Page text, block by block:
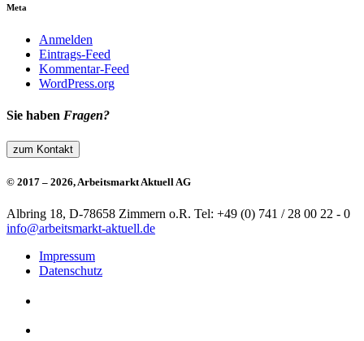
Meta
Anmelden
Eintrags-Feed
Kommentar-Feed
WordPress.org
Sie haben Fragen?
zum Kontakt
© 2017 – 2026, Arbeitsmarkt Aktuell AG
Albring 18, D-78658 Zimmern o.R. Tel: +49 (0) 741 / 28 00 22 - 0
info@arbeitsmarkt-aktuell.de
Impressum
Datenschutz